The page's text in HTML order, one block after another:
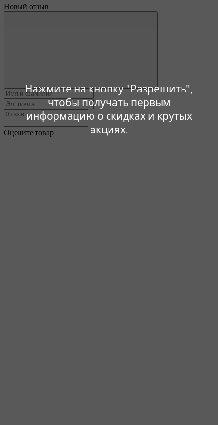
Нажмите на кнопку "Разрешить",
чтобы получать первым
информацию о скидках и крутых
акциях.
Новый отзыв
Оцените товар